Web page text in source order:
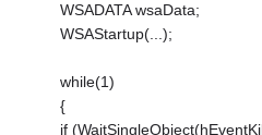
WSADATA wsaData;
WSAStartup(...);
while(1)
{
if